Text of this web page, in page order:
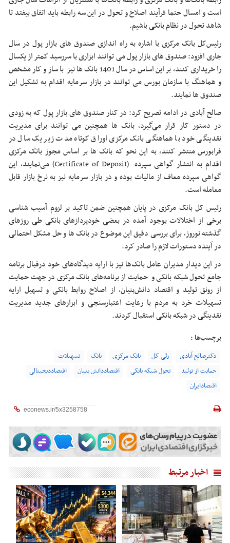
است و امسال حتما فرآیند اصلاح و تحول در این سه رابطه باید اتفاق بیفتد تا
شاهد تحول در نظام بانکی باشیم.
رئیس‌کل بانک مرکزی با اشاره به راه اندازی صندوق های بازار پول در سال
جاری افزود: صندوق های بازار پول می توانند ابزاری با سررسید کمتر از یکسال
را خریداری کنند، بر این اساس در سال 1401 بانک ها نیز با ساز و کار مشخص
و هماهنگ با سازمان بورس می توانند در بازار سرمایه اقدام به تشکیل این
صندوق ها نمایند.
صالح آبادی در ادامه تصریح کرد: در کنار صندوق های بازار پول که به زودی
در دستور کار قرار می‌گیرد، بانک ها همچنین می توانند برای مدیریت
نقدینگی خود با هماهنگی بانک مرکزی اوراق کوتاه مدت زیر یک سال در
فرابورس منتشر کنند، به این نحو که بانک ها بر اساس مجوز بانک مرکزی
اقدام به انتشار گواهی سپرده (Certificate of Deposit) می‌نمایند، این
گواهی سپرده معاف از مالیات بوده و در بازار سرمایه نیز به نرخ بازار قابل
معامله است.
رئیس کل بانک مرکزی در پایان همچنین ضمن تاکید بر لزوم آسیب شناسی
برخی از اختلالات بوجود آمده در بعضی خودپردازهای بانکی طی روزهای
گذشته نوروز، برای بررسی دقیق این موضوع در بانک ها و حل مشکل احتمالی
در آینده دستورات لازم را صادر کرد.
در این دیدار مدیران عامل بانک‌ها نیز با ارایه دیدگاه‌های خود درقبال برنامه
جامع تحول شبکه بانکی و حمایت از برنامه‌های بانک مرکزی در جهت حمایت
از رونق تولید و اقتصاد دانش‌بنیان، از اصلاح روابط بانکی و تسهیل ارایه
تسهیلات خرد به مردم با رعایت اعتبارسنجی و ابزارهای جدید مدیریت
نقدینگی در شبکه بانکی استقبال کردند.
برچسب‌ها :
دکترصالح آبادی رئی کل بانک مرکزی بانک
تسهیلات
حمایت از تولید
تحول شبکه بانکی اقتصاددانش بنیان
اقتصاددیجیتالی
اقتصادایران
اخبار مرتبط